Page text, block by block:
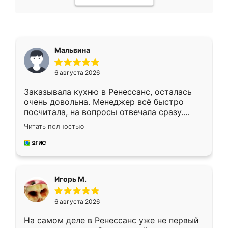
Мальвина
6 августа 2026
Заказывала кухню в Ренессанс, осталась
очень довольна. Менеджер всё быстро
посчитала, на вопросы отвечала сразу.
Замерщик приехал в субботу, подошёл к
делу со всей ответственностью. Собрали
за день, ребята работали аккуратно, даже
Читать полностью
Игорь М.
6 августа 2026
На самом деле в Ренессанс уже не первый